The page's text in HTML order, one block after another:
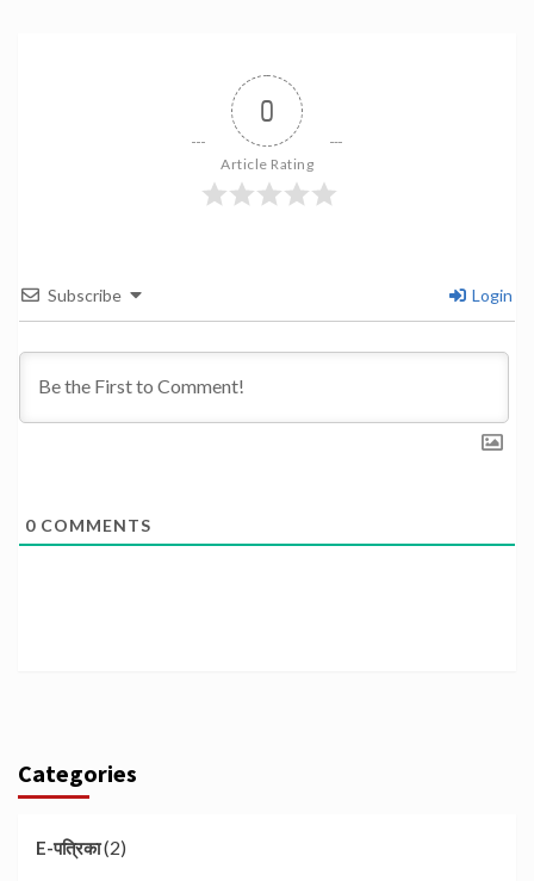
0
Article Rating
Subscribe Login
0 COMMENTS
Categories
E-पत्रिका(2)